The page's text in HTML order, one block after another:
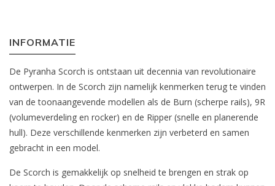
INFORMATIE
De Pyranha Scorch is ontstaan uit decennia van revolutionaire
ontwerpen. In de Scorch zijn namelijk kenmerken terug te vinden
van de toonaangevende modellen als de Burn (scherpe rails), 9R
(volumeverdeling en rocker) en de Ripper (snelle en planerende
hull). Deze verschillende kenmerken zijn verbeterd en samen
gebracht in een model.
De Scorch is gemakkelijk op snelheid te brengen en strak op